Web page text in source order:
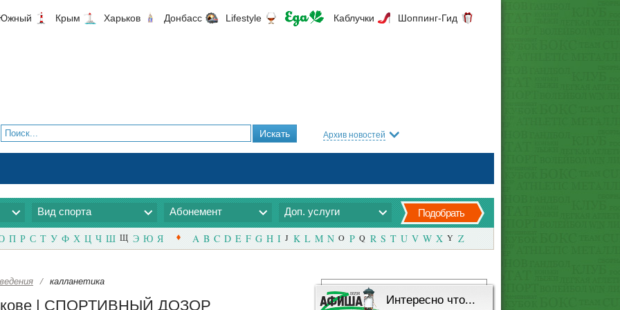
Крым Харьков Донбасс Lifestyle Каблучки Шоппинг-Гид
Архив новостей
Вид спорта Абонемент Доп. услуги Подобрать
П Р С Т У Ф Х Ц Ч Ш Щ Э Ю Я A B C D E F G H I J K L M N O P Q R S T U V W X Y Z
/ калланетика
| СПОРТИВНЫЙ ДОЗОР Интересно что...